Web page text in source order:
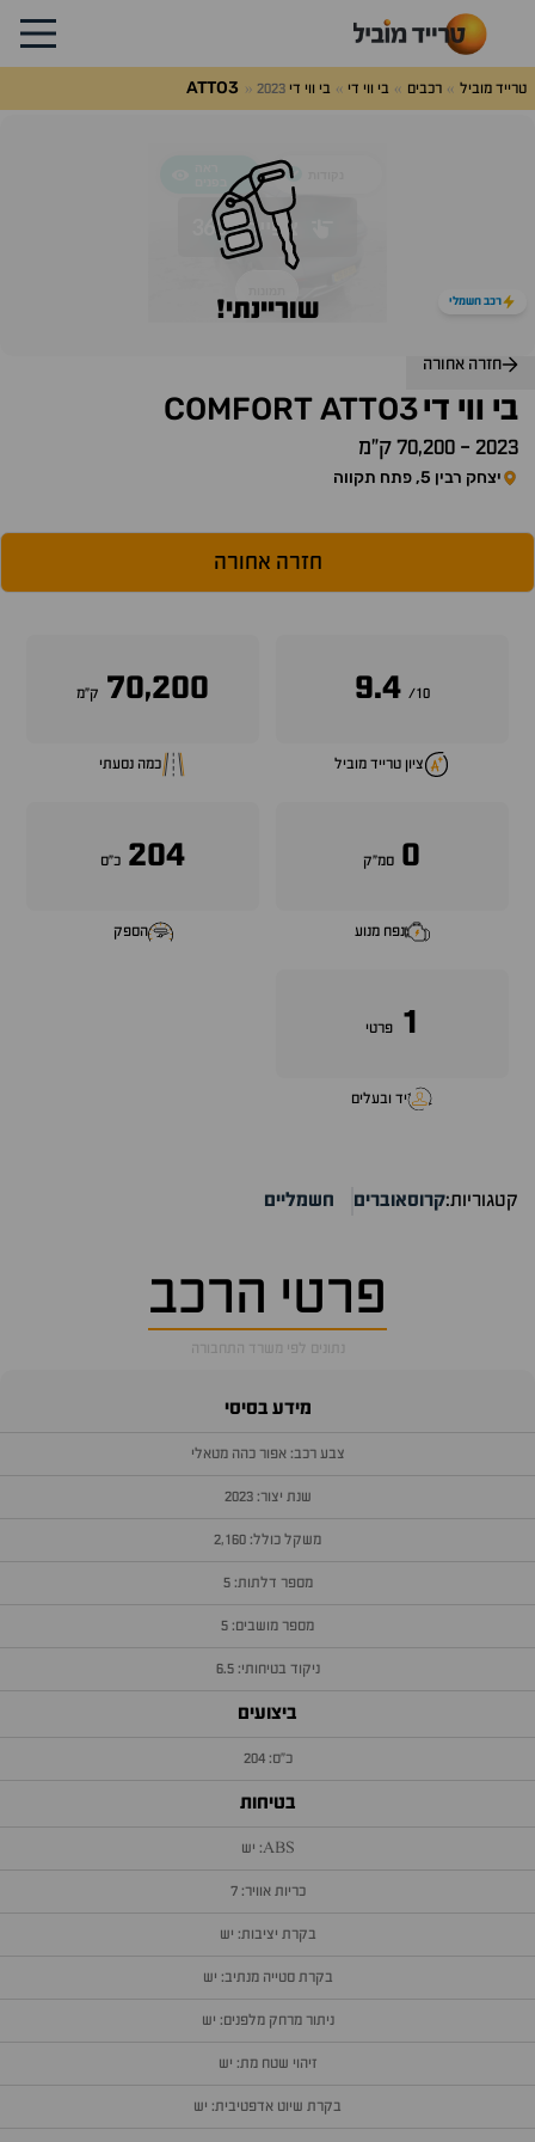
טרייד מוביל רכבים בי ווי די בי ווי די ATTO3 2023
חזרה אחורה
בי ווי דיATTO3
COMFORT
2023
- 70,200 ק״מ
יצחק רבין 5, פתח תקווה
חזרה אחורה
שוריינתי! רכב חשמלי
10/
9.4
ציון טרייד מוביל
70,200 ק״מ
כמה נסעתי
0 סמ״ק
נפח מנוע
204 כ״ס
הספק
1 פרטי
יד ובעלים
קטגוריות:קרוסאוברים חשמליים
פרטי הרכב
נתונים לפי משרד התחבורה
מידע בסיסי
צבע רכב: אפור כהה מטאלי
שנת יצור: 2023
משקל כולל: 2,160
מספר דלתות: 5
מספר מושבים: 5
ניקוד בטיחותי: 6.5
ביצועים
כ״ס: 204
בטיחות
ABS: יש
כריות אוויר: 7
בקרת יציבות: יש
בקרת סטייה מנתיב: יש
ניתור מרחק מלפנים: יש
זיהוי שטח מת: יש
בקרת שיוט אדפטיבית: יש